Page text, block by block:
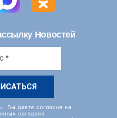
Новостей
Вы даете согласие на
согласно